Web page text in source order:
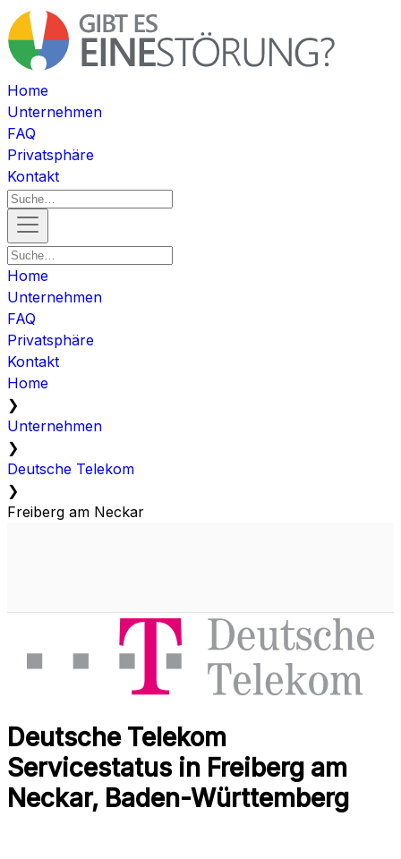
Home
Unternehmen
FAQ
Privatsphäre
Kontakt
Home
Unternehmen
FAQ
Privatsphäre
Kontakt
Home
❯
Unternehmen
❯
Deutsche Telekom
❯
Freiberg am Neckar
Deutsche Telekom
Servicestatus in Freiberg am
Neckar, Baden-Württemberg